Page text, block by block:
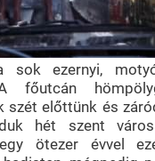
sok ezernyi,
főutcán
szét előttünk és
hét szent
ötezer évvel